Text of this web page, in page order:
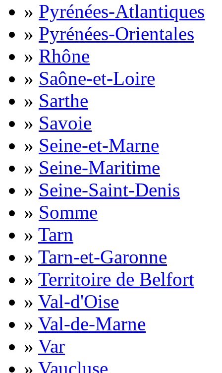
» Pyrénées-Atlantiques
» Pyrénées-Orientales
» Rhône
» Saône-et-Loire
» Sarthe
» Savoie
» Seine-et-Marne
» Seine-Maritime
» Seine-Saint-Denis
» Somme
» Tarn
» Tarn-et-Garonne
» Territoire de Belfort
» Val-d'Oise
» Val-de-Marne
» Var
» Vaucluse